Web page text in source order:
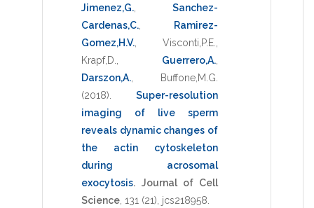
Jimenez,G.
Sanchez-
Cardenas,C.
Ramirez-
Gomez,H.V.
Visconti,P.E.
Krapf,D.
Guerrero,A.
Darszon,A.
Buffone,M.G.
(2018)
Super-resolution
imaging of live sperm
reveals dynamic changes of
the actin cytoskeleton
during acrosomal
exocytosis. Journal of Cell
Science 131 (21), jcs218958